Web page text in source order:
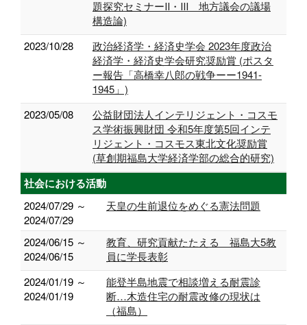
題探究セミナーⅡ・Ⅲ 地方議会の議場
構造論)
2023/10/28
政治経済学・経済史学会 2023年度政治
経済学・経済史学会研究奨励賞 (ポスタ
ー報告「高橋幸八郎の戦争ーー1941-
1945」)
2023/05/08
公益財団法人インテリジェント・コスモ
ス学術振興財団 令和5年度第5回インテ
リジェント・コスモス東北文化奨励賞
(草創期福島大学経済学部の総合的研究)
社会における活動
2024/07/29 ～
2024/07/29
天皇の生前退位をめぐる憲法問題
2024/06/15 ～
2024/06/15
教育、研究貢献たたえる 福島大5教
員に学長表彰
2024/01/19 ～
2024/01/19
能登半島地震で相談増える耐震診
断…木造住宅の耐震改修の現状は
（福島）